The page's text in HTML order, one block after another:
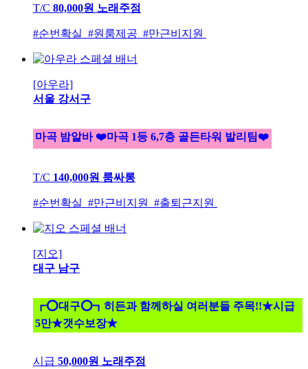
T/C 80,000원 노래주점
#순번확실 #원룸제공 #만근비지원
[아우라]
서울 강서구
마곡 밤알바 ❤️마곡 1등 6,7층 골든타워 발리팀❤️
T/C 140,000원 룸싸롱
#순번확실 #만근비지원 #출퇴근지원
[지오]
대구 남구
┏⭕대구⭕┓히든과 함께하실 여러분들 주목!!★시급
5만★갯수보장★
시급 50,000원 노래주점